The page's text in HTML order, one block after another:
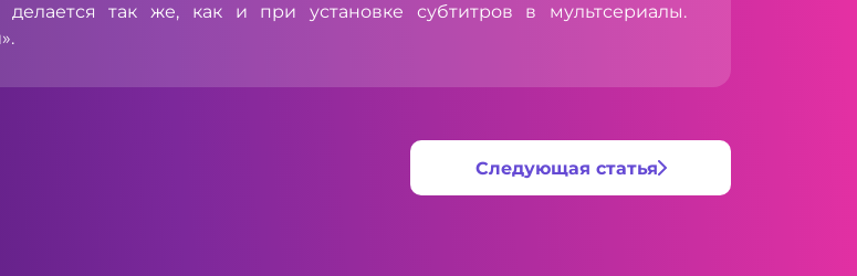
делается так же, как и при установке субтитров в мультсериалы.
Следующая статья